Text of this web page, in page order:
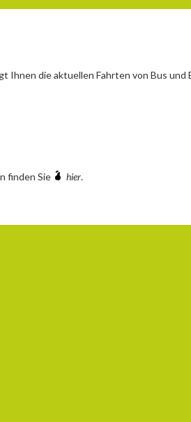
Ihnen die aktuellen Fahrten von Bus
finden Sie hier.